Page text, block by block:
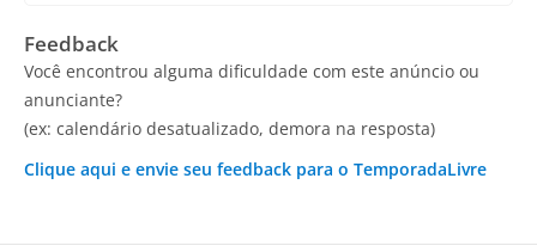
Feedback
Você encontrou alguma dificuldade com este anúncio ou
anunciante?
(ex: calendário desatualizado, demora na resposta)
Clique aqui e envie seu feedback para o TemporadaLivre